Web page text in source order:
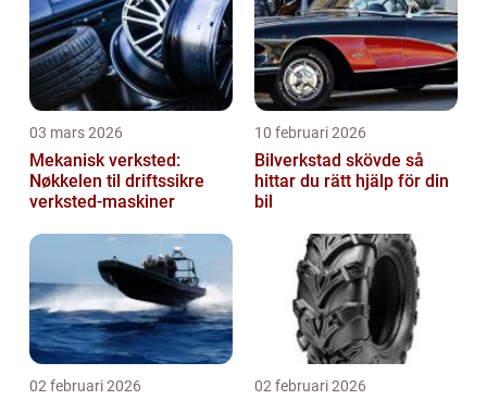
03 mars 2026
Mekanisk verksted:
Nøkkelen til driftssikre
verksted-maskiner
10 februari 2026
Bilverkstad skövde så
hittar du rätt hjälp för din
bil
02 februari 2026 02 februari 2026